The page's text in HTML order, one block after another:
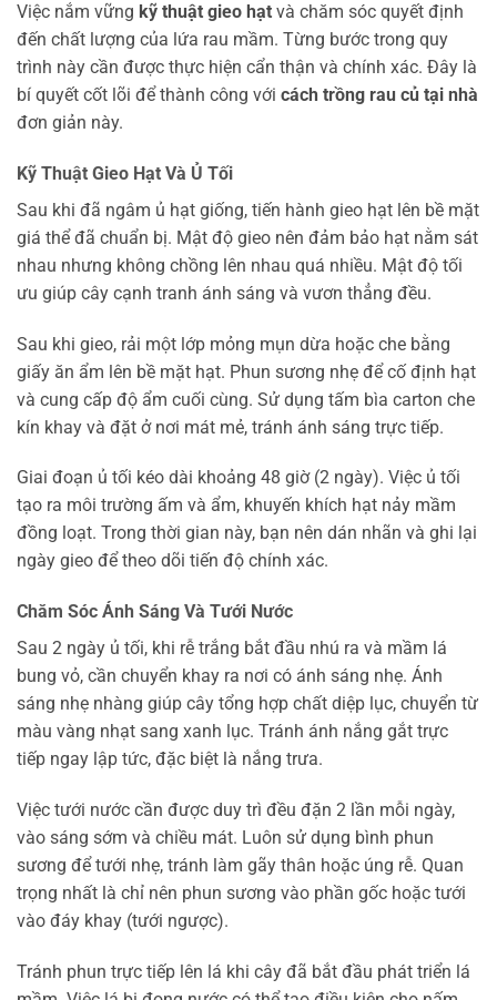
Việc nắm vững kỹ thuật gieo hạt và chăm sóc quyết định
đến chất lượng của lứa rau mầm. Từng bước trong quy
trình này cần được thực hiện cẩn thận và chính xác. Đây là
bí quyết cốt lõi để thành công với cách trồng rau củ tại nhà
đơn giản này.
Kỹ Thuật Gieo Hạt Và Ủ Tối
Sau khi đã ngâm ủ hạt giống, tiến hành gieo hạt lên bề mặt
giá thể đã chuẩn bị. Mật độ gieo nên đảm bảo hạt nằm sát
nhau nhưng không chồng lên nhau quá nhiều. Mật độ tối
ưu giúp cây cạnh tranh ánh sáng và vươn thẳng đều.
Sau khi gieo, rải một lớp mỏng mụn dừa hoặc che bằng
giấy ăn ẩm lên bề mặt hạt. Phun sương nhẹ để cố định hạt
và cung cấp độ ẩm cuối cùng. Sử dụng tấm bìa carton che
kín khay và đặt ở nơi mát mẻ, tránh ánh sáng trực tiếp.
Giai đoạn ủ tối kéo dài khoảng 48 giờ (2 ngày). Việc ủ tối
tạo ra môi trường ấm và ẩm, khuyến khích hạt nảy mầm
đồng loạt. Trong thời gian này, bạn nên dán nhãn và ghi lại
ngày gieo để theo dõi tiến độ chính xác.
Chăm Sóc Ánh Sáng Và Tưới Nước
Sau 2 ngày ủ tối, khi rễ trắng bắt đầu nhú ra và mầm lá
bung vỏ, cần chuyển khay ra nơi có ánh sáng nhẹ. Ánh
sáng nhẹ nhàng giúp cây tổng hợp chất diệp lục, chuyển từ
màu vàng nhạt sang xanh lục. Tránh ánh nắng gắt trực
tiếp ngay lập tức, đặc biệt là nắng trưa.
Việc tưới nước cần được duy trì đều đặn 2 lần mỗi ngày,
vào sáng sớm và chiều mát. Luôn sử dụng bình phun
sương để tưới nhẹ, tránh làm gãy thân hoặc úng rễ. Quan
trọng nhất là chỉ nên phun sương vào phần gốc hoặc tưới
vào đáy khay (tưới ngược).
Tránh phun trực tiếp lên lá khi cây đã bắt đầu phát triển lá